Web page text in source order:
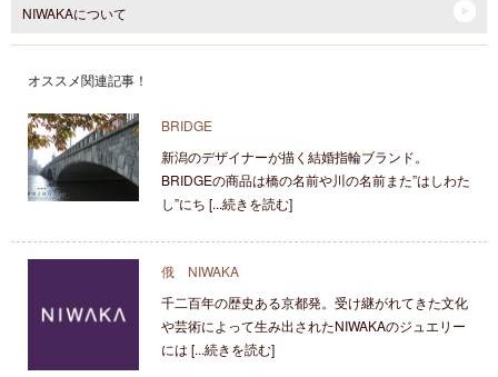
NIWAKAについて
オススメ関連記事！
BRIDGE
新潟のデザイナーが描く結婚指輪ブランド。
BRIDGEの商品は橋の名前や川の名前また”はしわた
し”にち [...続きを読む]
俄 NIWAKA
千二百年の歴史ある京都発。受け継がれてきた文化
や芸術によって生み出されたNIWAKAのジュエリー
には [...続きを読む]